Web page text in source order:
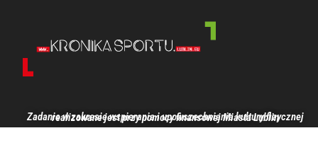
Zadanie w zakresie wspierania i upowszechniania kultury fizycznej realizowane jest przy pomocy finansowej Miasta Lublin